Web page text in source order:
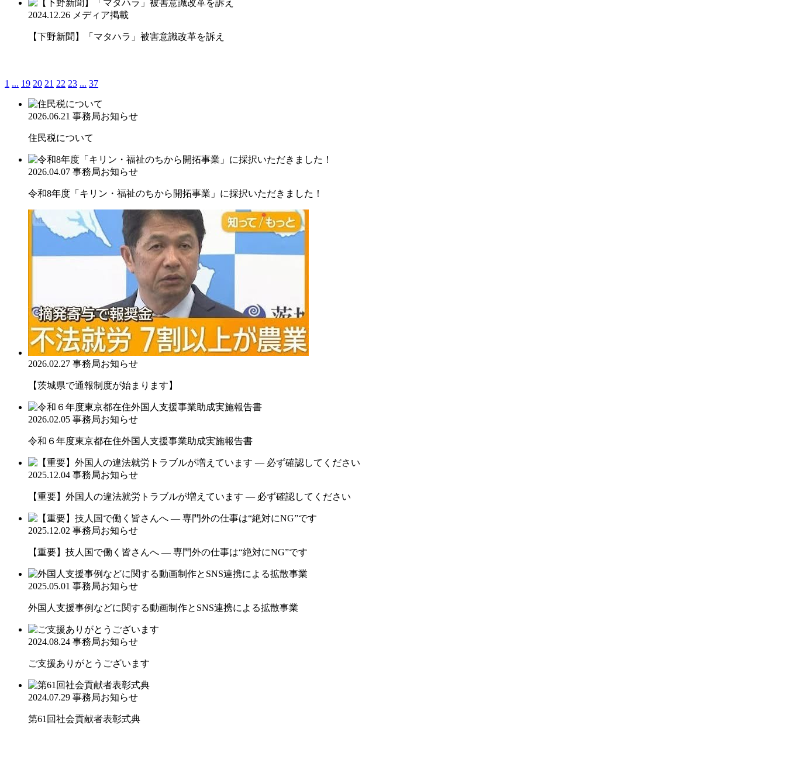
2024.12.26 メディア掲載
【下野新聞】「マタハラ」被害意識改革を訴え
1 ... 19 20 21 22 23 ... 37
2026.06.21 事務局お知らせ
住民税について
2026.04.07 事務局お知らせ
令和8年度「キリン・福祉のちから開拓事業」に採択いただきました！
2026.02.27 事務局お知らせ
【茨城県で通報制度が始まります】
2026.02.05 事務局お知らせ
令和６年度東京都在住外国人支援事業助成実施報告書
2025.12.04 事務局お知らせ
【重要】外国人の違法就労トラブルが増えています ― 必ず確認してください
2025.12.02 事務局お知らせ
【重要】技人国で働く皆さんへ ― 専門外の仕事は“絶対にNG”です
2025.05.01 事務局お知らせ
外国人支援事例などに関する動画制作とSNS連携による拡散事業
2024.08.24 事務局お知らせ
ご支援ありがとうございます
2024.07.29 事務局お知らせ
第61回社会貢献者表彰式典